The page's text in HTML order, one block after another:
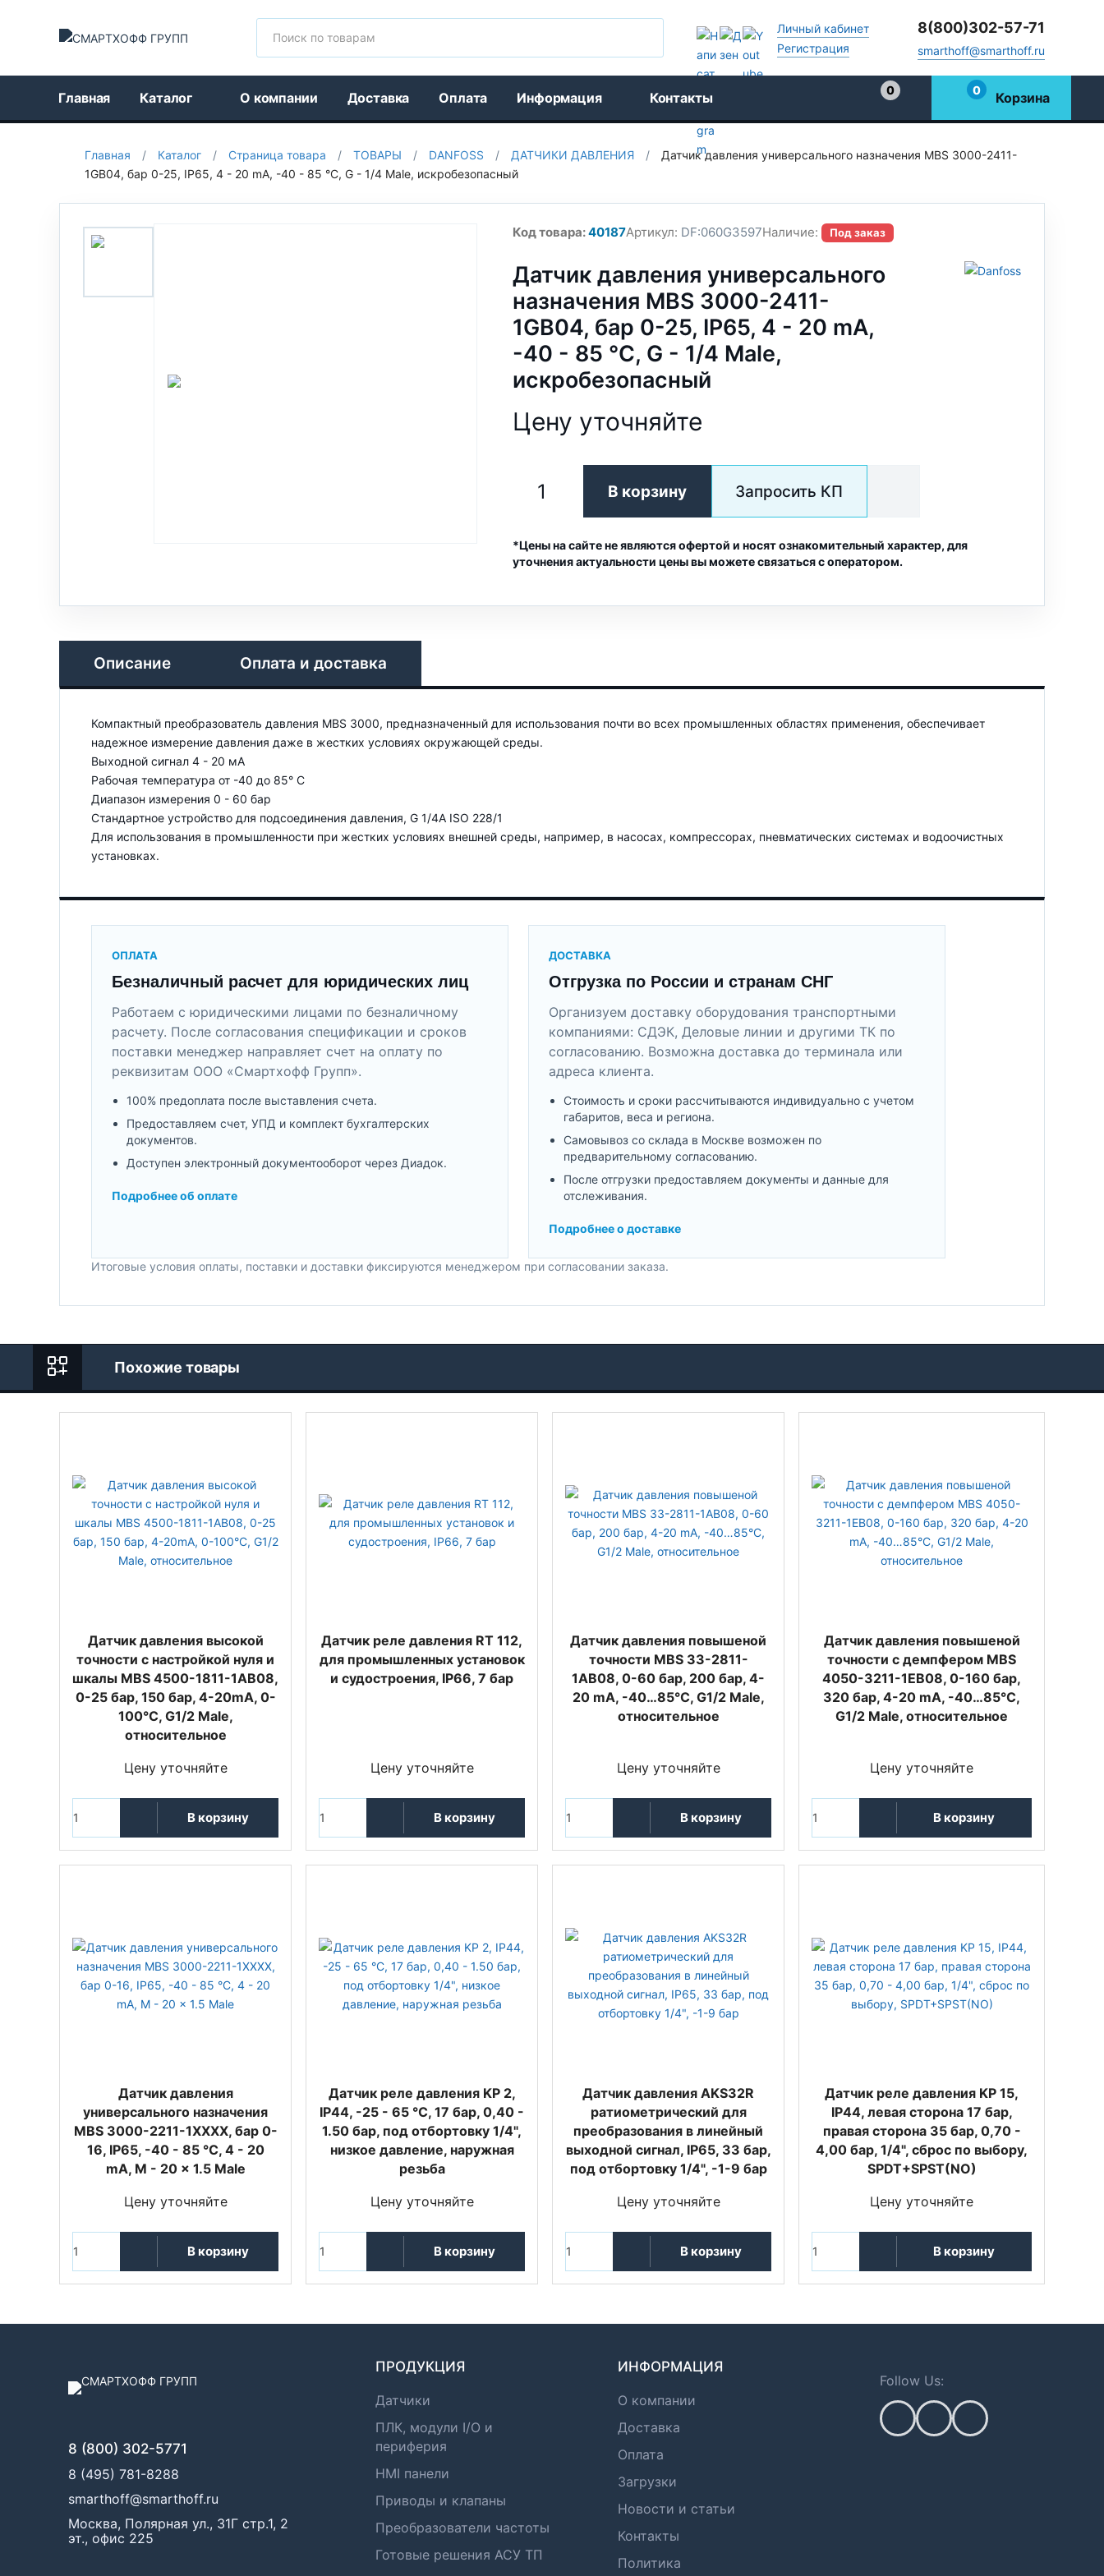
Личный кабинет
Регистрация
8(800)302-57-71
smarthoff@smarthoff.ru
Главная Каталог О компании Доставка Оплата Информация Контакты
0
0 Корзина
Главная / Каталог / Страница товара / ТОВАРЫ / DANFOSS / ДАТЧИКИ ДАВЛЕНИЯ /
Датчик давления универсального назначения MBS 3000-2411-
1GB04, бар 0-25, IP65, 4 - 20 mA, -40 - 85 °C, G - 1/4 Male, искробезопасный
Код товара:40187Артикул: DF:060G3597Наличие: Под заказ
Датчик давления универсального
назначения MBS 3000-2411-
1GB04, бар 0-25, IP65, 4 - 20 mA,
-40 - 85 °C, G - 1/4 Male,
искробезопасный
Цену уточняйте
В корзину Запросить КП
*Цены на сайте не являются офертой и носят ознакомительный характер, для
уточнения актуальности цены вы можете связаться с оператором.
Описание Оплата и доставка
Компактный преобразователь давления MBS 3000, предназначенный для использования почти во всех промышленных областях применения, обеспечивает
надежное измерение давления даже в жестких условиях окружающей среды.
Выходной сигнал 4 - 20 мА
Рабочая температура от -40 до 85° C
Диапазон измерения 0 - 60 бар
Стандартное устройство для подсоединения давления, G 1/4A ISO 228/1
Для использования в промышленности при жестких условиях внешней среды, например, в насосах, компрессорах, пневматических системах и водоочистных
установках.
ОПЛАТА
Безналичный расчет для юридических лиц
Работаем с юридическими лицами по безналичному
расчету. После согласования спецификации и сроков
поставки менеджер направляет счет на оплату по
реквизитам ООО «Смартхофф Групп».
100% предоплата после выставления счета.
Предоставляем счет, УПД и комплект бухгалтерских
документов.
Доступен электронный документооборот через Диадок.
Подробнее об оплате
ДОСТАВКА
Отгрузка по России и странам СНГ
Организуем доставку оборудования транспортными
компаниями: СДЭК, Деловые линии и другими ТК по
согласованию. Возможна доставка до терминала или
адреса клиента.
Стоимость и сроки рассчитываются индивидуально с учетом
габаритов, веса и региона.
Самовывоз со склада в Москве возможен по
предварительному согласованию.
После отгрузки предоставляем документы и данные для
отслеживания.
Подробнее о доставке
Итоговые условия оплаты, поставки и доставки фиксируются менеджером при согласовании заказа.
Похожие товары
Датчик давления высокой
точности с настройкой нуля и
шкалы MBS 4500-1811-1AB08,
0-25 бар, 150 бар, 4-20mA, 0-
100°C, G1/2 Male,
относительное
Цену уточняйте
В корзину
Датчик реле давления RT 112,
для промышленных установок
и судостроения, IP66, 7 бар
Цену уточняйте
В корзину
Датчик давления повышеной
точности MBS 33-2811-
1AB08, 0-60 бар, 200 бар, 4-
20 mA, -40…85°C, G1/2 Male,
относительное
Цену уточняйте
В корзину
Датчик давления повышеной
точности с демпфером MBS
4050-3211-1EB08, 0-160 бар,
320 бар, 4-20 mA, -40…85°C,
G1/2 Male, относительное
Цену уточняйте
В корзину
Датчик давления
универсального назначения
MBS 3000-2211-1XXXX, бар 0-
16, IP65, -40 - 85 °C, 4 - 20
mA, M - 20 x 1.5 Male
Цену уточняйте
В корзину
Датчик реле давления KP 2,
IP44, -25 - 65 °C, 17 бар, 0,40 -
1.50 бар, под отбортовку 1/4",
низкое давление, наружная
резьба
Цену уточняйте
В корзину
Датчик давления AKS32R
ратиометрический для
преобразования в линейный
выходной сигнал, IP65, 33 бар,
под отбортовку 1/4", -1-9 бар
Цену уточняйте
В корзину
Датчик реле давления KP 15,
IP44, левая сторона 17 бар,
правая сторона 35 бар, 0,70 -
4,00 бар, 1/4", сброс по выбору,
SPDT+SPST(NO)
Цену уточняйте
В корзину
8 (800) 302-5771
8 (495) 781-8288
smarthoff@smarthoff.ru
Москва, Полярная ул., 31Г стр.1, 2
эт., офис 225
ПРОДУКЦИЯ
Датчики
ПЛК, модули I/O и
периферия
HMI панели
Приводы и клапаны
Преобразователи частоты
Готовые решения АСУ ТП
ИНФОРМАЦИЯ
О компании
Доставка
Оплата
Загрузки
Новости и статьи
Контакты
Политика
Follow Us: